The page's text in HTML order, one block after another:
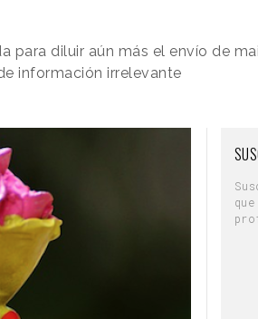
para diluir aún más el envío de
información irrelevante